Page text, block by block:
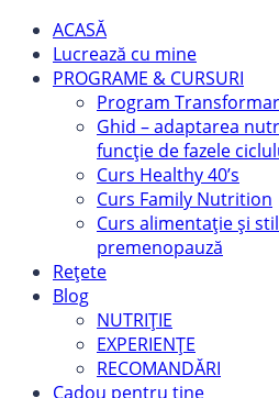
ACASĂ
Lucrează cu mine
PROGRAME & CURSURI
Program
Ghid – adaptarea
funcție de fazele
Curs Healthy 40’s
Curs Family Nutrition
Curs alimentație și
premenopauză
Rețete
Blog
NUTRIȚIE
EXPERIENȚE
RECOMANDĂRI
Cadou pentru tine